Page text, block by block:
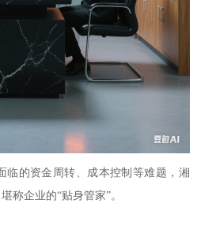
临的资金周转、成本控制等难题，湘
称企业的“贴身管家”。